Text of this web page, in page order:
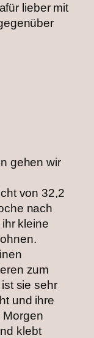
lieber mit
gehen wir
von 32,2
nach
kleine
zum
sie sehr
und ihre
Morgen
klebt